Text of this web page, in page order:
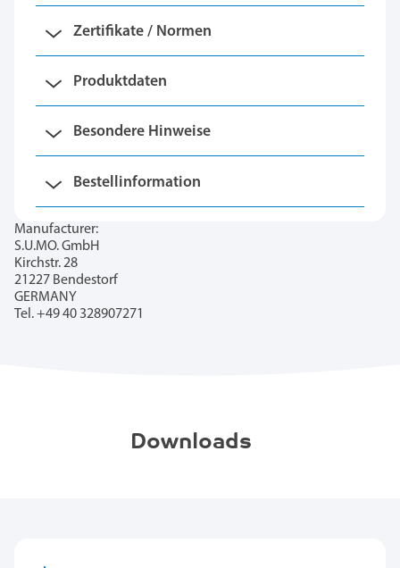
Zertifikate / Normen
Produktdaten
Besondere Hinweise
Bestellinformation
Manufacturer:
S.U.MO. GmbH
Kirchstr. 28
21227 Bendestorf
GERMANY
Tel. +49 40 328907271
Downloads